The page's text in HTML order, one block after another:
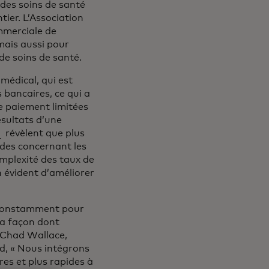
soins de santé
L’Association
de
aussi pour
soins de santé.
qui est
ce qui a
paiement limitées
d’une
dans un nouvel onglet
révèlent que plus
concernant les
des taux de
d’améliorer
pour
façon dont
Wallace,
« Nous intégrons
et plus rapides à